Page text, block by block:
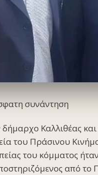
συνάντηση
δήμαρχο Καλλιθέας
του Πράσινου
του κόμματος
από το